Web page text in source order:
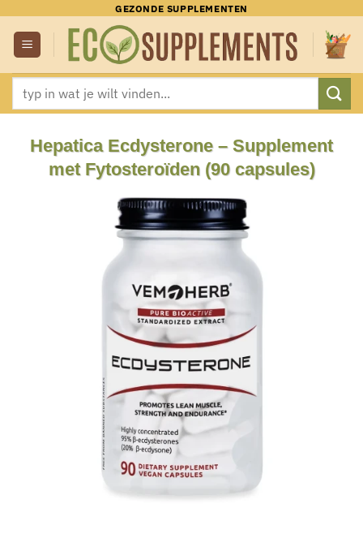
naar
inhoud
GEZONDE SUPPLEMENTEN
Zoeken
naar:
Hepatica Ecdysterone – Supplement
met Fytosteroïden (90 capsules)